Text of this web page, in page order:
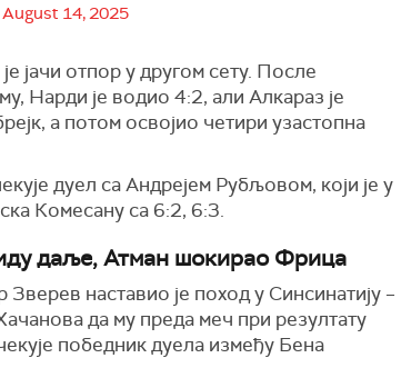
August 14, 2025
јачи отпор у другом сету. После
Нарди је водио 4:2, али Алкараз је
а потом освојио четири узастопна
дуел са Андрејем Рубљовом, који је у
Комесану са 6:2, 6:3.
даље, Атман шокирао Фрица
наставио је поход у Синсинатију –
да му преда меч при резултату
победник дуела између Бена